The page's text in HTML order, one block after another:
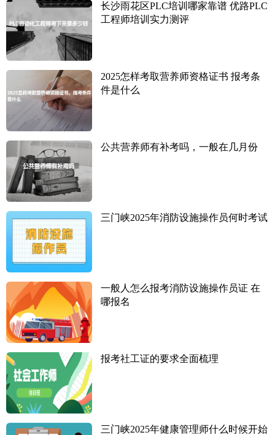
长沙雨花区PLC培训哪家靠谱 优路PLC
工程师培训实力测评
2025怎样考取营养师资格证书 报考条
件是什么
公共营养师有补考吗，一般在几月份
三门峡2025年消防设施操作员何时考试
一般人怎么报考消防设施操作员证 在
哪报名
报考社工证的要求全面梳理
三门峡2025年健康管理师什么时候开始